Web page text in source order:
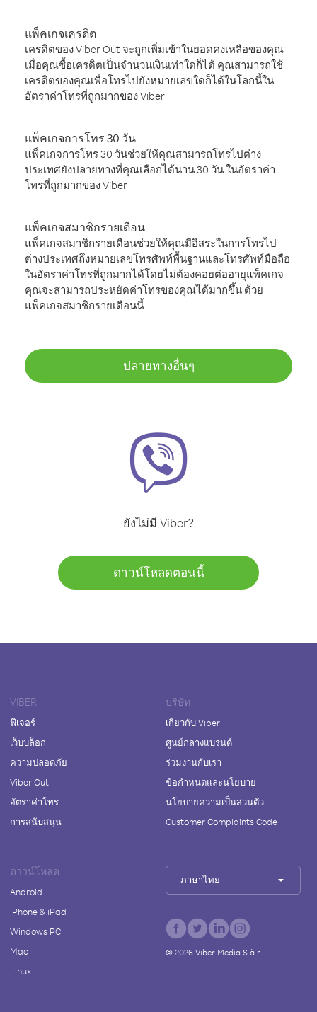
แพ็คเกจเครดิต
เครดิตของ Viber Out จะถูกเพิ่มเข้าในยอดคงเหลือของคุณ
เมื่อคุณซื้อเครดิตเป็นจำนวนเงินเท่าใดก็ได้ คุณสามารถใช้
เครดิตของคุณเพื่อโทรไปยังหมายเลขใดก็ได้ในโลกนี้ใน
อัตราค่าโทรที่ถูกมากของ Viber
แพ็คเกจการโทร 30 วัน
แพ็คเกจการโทร 30 วันช่วยให้คุณสามารถโทรไปต่าง
ประเทศยังปลายทางที่คุณเลือกได้นาน 30 วัน ในอัตราค่า
โทรที่ถูกมากของ Viber
แพ็คเกจสมาชิกรายเดือน
แพ็คเกจสมาชิกรายเดือนช่วยให้คุณมีอิสระในการโทรไป
ต่างประเทศถึงหมายเลขโทรศัพท์พื้นฐานและโทรศัพท์มือถือ
ในอัตราค่าโทรที่ถูกมากได้โดยไม่ต้องคอยต่ออายุแพ็คเกจ
คุณจะสามารถประหยัดค่าโทรของคุณได้มากขึ้น ด้วย
แพ็คเกจสมาชิกรายเดือนนี้
ปลายทางอื่นๆ
ยังไม่มี Viber?
ดาวน์โหลดตอนนี้
VIBER
ฟีเจอร์
เว็บบล็อก
ความปลอดภัย
Viber Out
อัตราค่าโทร
การสนับสนุน
บริษัท
เกี่ยวกับ Viber
ศูนย์กลางแบรนด์
ร่วมงานกับเรา
ข้อกำหนดและนโยบาย
นโยบายความเป็นส่วนตัว
Customer Complaints Code
ดาวน์โหลด
Android
iPhone & iPad
Windows PC
Mac
Linux
ภาษาไทย
© 2026Viber Media S.à r.l.